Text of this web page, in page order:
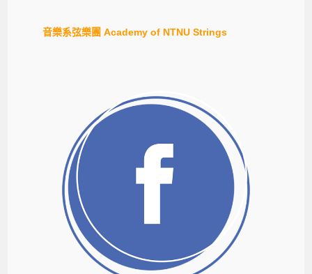
音樂系弦樂團 Academy of NTNU Strings